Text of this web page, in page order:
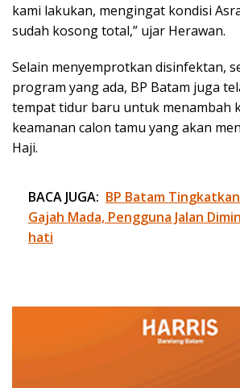
kami lakukan, mengingat kondisi
sudah kosong total,” ujar Herawan.
Selain menyemprotkan disinfektan,
program yang ada, BP Batam juga
tempat tidur baru untuk menambah
keamanan calon tamu yang akan
Haji.
BACA JUGA: BP Batam
Gajah Mada, Pengguna Jalan
hati